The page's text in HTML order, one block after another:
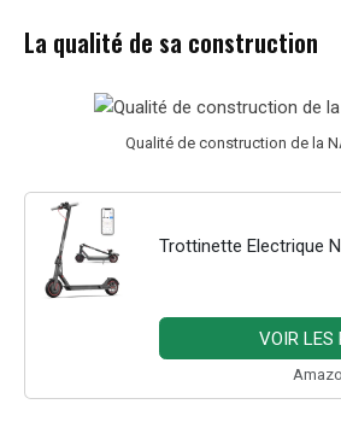
La qualité de sa construction
Qualité de construction de la
Trottinette Electrique
VOIR LES